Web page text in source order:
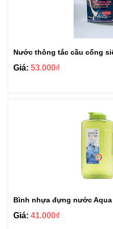
Nước thông tắc cầu cống
Giá: 53.000₫
Bình nhựa đựng nước
Giá: 41.000₫